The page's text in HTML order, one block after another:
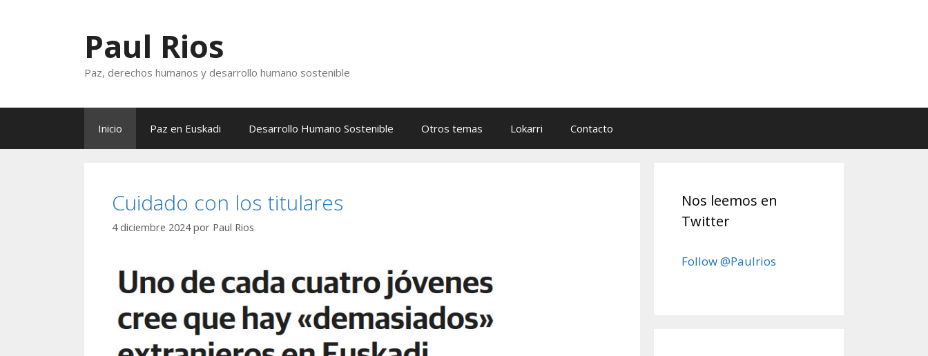
Paul Rios
Paz, derechos humanos y desarrollo humano sostenible
Inicio Paz en Euskadi Desarrollo Humano Sostenible Otros temas Lokarri Contacto
Cuidado con los titulares
4 diciembre 2024 por Paul Rios
Nos leemos en
Twitter
Follow @Paulrios